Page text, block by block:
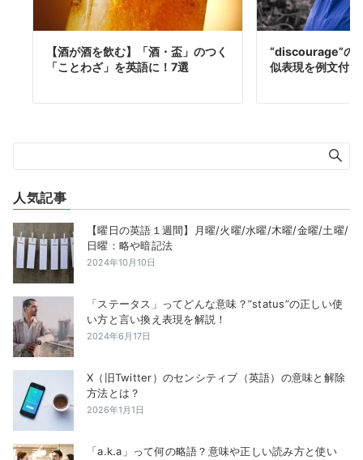
【酒が酒を飲む】「酒・盃」のつく
「ことわざ」を英語に！7選
“discourage”の
似表現を例文付
人気記事
【曜日の英語１週間】月曜/火曜/水曜/木曜/金曜/土曜/
日曜：略や暗記法
2024年10月10日
「ステータス」ってどんな意味？”status”の正しい使
い方と言い換え表現を解説！
2024年6月17日
X（旧Twitter）のセンシティブ（英語）の意味と解除
方法とは？
2026年1月1日
「a.k.a」って何の略語？意味や正しい読み方と使い